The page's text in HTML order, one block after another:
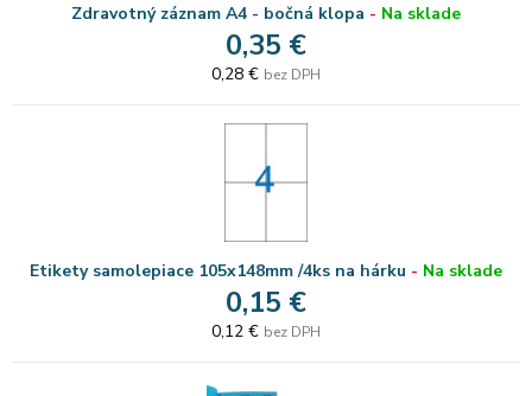
Zdravotný záznam A4 - bočná klopa - Na sklade
0,35 €
0,28 € bez DPH
Etikety samolepiace 105x148mm /4ks na hárku - Na sklade
0,15 €
0,12 € bez DPH